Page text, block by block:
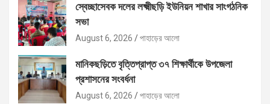
স্বেচ্ছাসেবক দলের লক্ষ্মীছড়ি ইউনিয়ন শাখার সাংগঠনিক
সভা
August 6, 2026 পাহাড়ের আলো
মানিকছড়িতে বৃত্তিপ্রাপ্ত ৩৭ শিক্ষার্থীকে উপজেলা
প্রশাসনের সংবর্ধনা
August 6, 2026 পাহাড়ের আলো